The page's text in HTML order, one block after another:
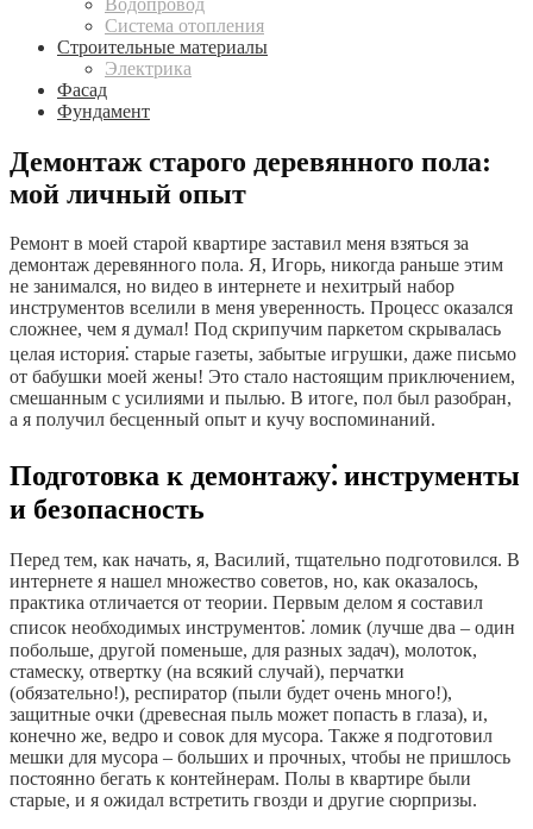
Система отопления
Строительные материалы
Электрика
Фасад
Фундамент
Демонтаж старого деревянного пола:
мой личный опыт
Ремонт в моей старой квартире заставил меня взяться за
демонтаж деревянного пола. Я, Игорь, никогда раньше этим
не занимался, но видео в интернете и нехитрый набор
инструментов вселили в меня уверенность. Процесс оказался
сложнее, чем я думал! Под скрипучим паркетом скрывалась
целая история⁚ старые газеты, забытые игрушки, даже письмо
от бабушки моей жены! Это стало настоящим приключением,
смешанным с усилиями и пылью. В итоге, пол был разобран,
а я получил бесценный опыт и кучу воспоминаний.
Подготовка к демонтажу⁚ инструменты
и безопасность
Перед тем, как начать, я, Василий, тщательно подготовился. В
интернете я нашел множество советов, но, как оказалось,
практика отличается от теории. Первым делом я составил
список необходимых инструментов⁚ ломик (лучше два – один
побольше, другой поменьше, для разных задач), молоток,
стамеску, отвертку (на всякий случай), перчатки
(обязательно!), респиратор (пыли будет очень много!),
защитные очки (древесная пыль может попасть в глаза), и,
конечно же, ведро и совок для мусора. Также я подготовил
мешки для мусора – больших и прочных, чтобы не пришлось
постоянно бегать к контейнерам. Полы в квартире были
старые, и я ожидал встретить гвозди и другие сюрпризы.